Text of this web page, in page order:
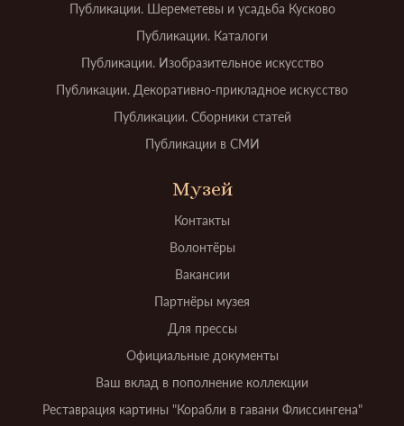
Публикации. Шереметевы и усадьба Кусково
Публикации. Каталоги
Публикации. Изобразительное искусство
Публикации. Декоративно-прикладное искусство
Публикации. Сборники статей
Публикации в СМИ
Музей
Контакты
Волонтёры
Вакансии
Партнёры музея
Для прессы
Официальные документы
Ваш вклад в пополнение коллекции
Реставрация картины "Корабли в гавани Флиссингена"